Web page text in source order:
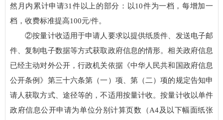
然月内累计申请31件以上的部分：以10件为一档，每增加一
档，收费标准提高100元/件。
②按量计收适用于申请人要求以提供纸质件、发送电子邮
件、复制电子数据等方式获取政府信息的情形。相关政府信息
已经主动对外公开，行政机关依据《中华人民共和国政府信息
公开条例》第三十六条第（一）项、第（二）项的规定告知申
请人获取方式、途径等的，不适用按量计收。按量计收以单件
政府信息公开申请为单位分别计算页数（A4及以下幅面纸张